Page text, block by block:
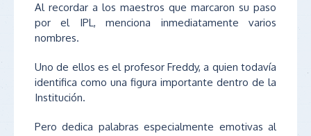
Al recordar a los maestros que marcaron su paso
por el IPL, menciona inmediatamente varios
nombres.
Uno de ellos es el profesor Freddy, a quien todavía
identifica como una figura importante dentro de la
Institución.
Pero dedica palabras especialmente emotivas al